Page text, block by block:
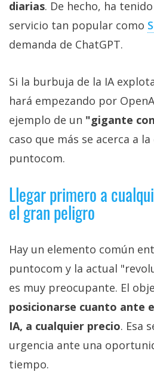
diarias. De hecho, ha
servicio tan popular como
demanda de ChatGPT.
Si la burbuja de la IA
hará empezando por
ejemplo de un "gigante
caso que más se acerca a
puntocom.
Llegar primero a
el gran peligro
Hay un elemento común
puntocom y la actual
es muy preocupante. El
posicionarse cuanto ante
IA, a cualquier precio. Esa
urgencia ante una
tiempo.